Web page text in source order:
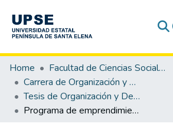
Communities & Collections
All of DSpace
Statistics
Home
Facultad de Ciencias Sociales y de la Salud
Carrera de Organización y Desarrollo Comunitario
Tesis de Organización y Desarrollo Comunitario
Programa de emprendimiento productivo para el desarrollo socioeconómico de mujeres desempleadas mayores de 18 años del sector 16 de Julio del cantón La Libertad, año 2014 - 2015.